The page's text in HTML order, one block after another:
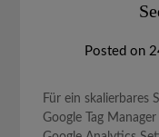
Posted on
Für ein skalierbares
Google Tag